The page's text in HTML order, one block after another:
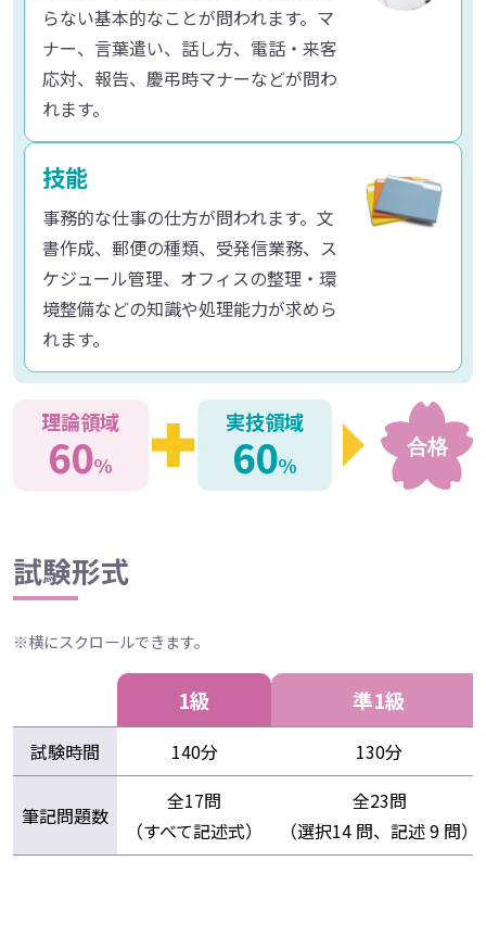
理論領域
60%
らない基本的なことが問われます。マ
ナー、言葉遣い、話し方、電話・来客
応対、報告、慶弔時マナーなどが問わ
れます。
技能
事務的な仕事の仕方が問われます。文
書作成、郵便の種類、受発信業務、ス
ケジュール管理、オフィスの整理・環
境整備などの知識や処理能力が求めら
れます。
実技領域
60%
試験形式
※横にスクロールできます。
1級 準1級
試験時間 140分 130分
筆記問題数
全17問
（すべて記述式）
全23問
（選択14 問、記述 9 問）